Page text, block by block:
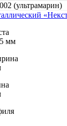
(ультрамарин)
мм